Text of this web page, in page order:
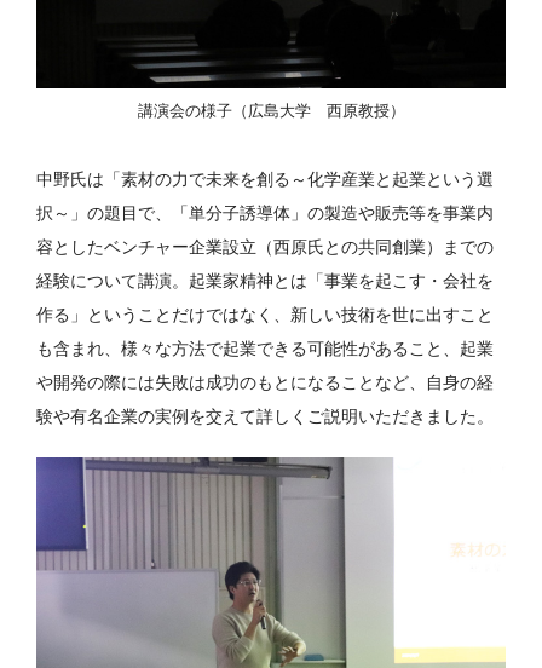
講演会の様子（広島大学 西原教授）
中野氏は「素材の力で未来を創る～化学産業と起業という選
択～」の題目で、「単分子誘導体」の製造や販売等を事業内
容としたベンチャー企業設立（西原氏との共同創業）までの
経験について講演。起業家精神とは「事業を起こす・会社を
作る」ということだけではなく、新しい技術を世に出すこと
も含まれ、様々な方法で起業できる可能性があること、起業
や開発の際には失敗は成功のもとになることなど、自身の経
験や有名企業の実例を交えて詳しくご説明いただきました。